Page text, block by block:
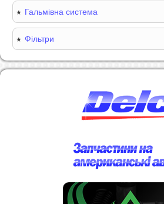
Гальмівна система
Фільтри